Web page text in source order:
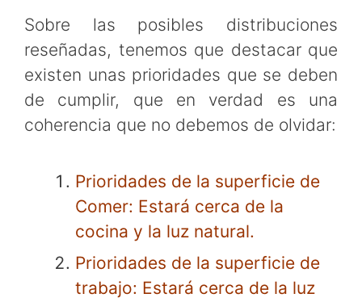
Sobre las posibles distribuciones
reseñadas, tenemos que destacar que
existen unas prioridades que se deben
de cumplir, que en verdad es una
coherencia que no debemos de olvidar:
Prioridades de la superficie de
Comer: Estará cerca de la
cocina y la luz natural.
Prioridades de la superficie de
trabajo: Estará cerca de la luz